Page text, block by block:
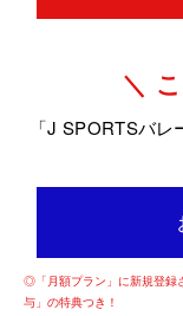
＼
「J SPORTSバ
◎「月額プラン」に新規登録
与」の特典つき！